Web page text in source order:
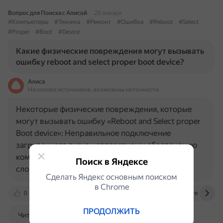
Вопрос для Поиска с Алисой
28 января
#Компьютеры
#Техника #Ремонт #Ошибка #Reboot
#Select
#Proper
#Boot #Device
Какие физические повреждения могут вызывать
ошибку reboot and select proper boot device?
Алиса
На основе источников, возможны неточности
0
Некоторые физические повреждения, которые
могут вызывать ошибку «Reboot and Select proper
Boot device»: Неправильное подключение
загрузочного диска к аппаратному обеспечению
компьютера. Например, если кабель питания
сломан, перетёрся или…
Читать далее
Поиск в Яндексе
Сделать Яндекс основным поиском
в Сhrome
ПРОДОЛЖИТЬ